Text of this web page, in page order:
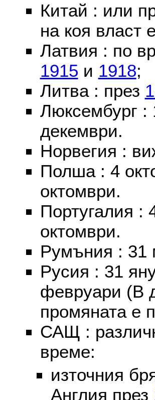
Китай : или
на коя власт
Латвия : по
1915 и 1918;
Литва : през
Люксембург
декември.
Норвегия :
Полша : 4
октомври.
Португалия :
октомври.
Румъния : 31
Русия : 31
февруари (В
промяната е
САЩ :
време:
източния
Англия през